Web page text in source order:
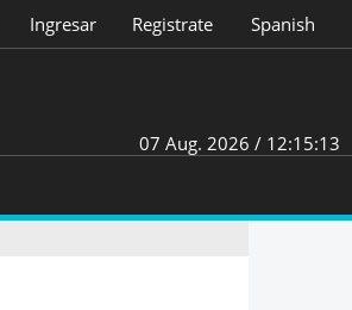
Ingresar Registrate Spanish
07 Aug. 2026 / 12:15:13